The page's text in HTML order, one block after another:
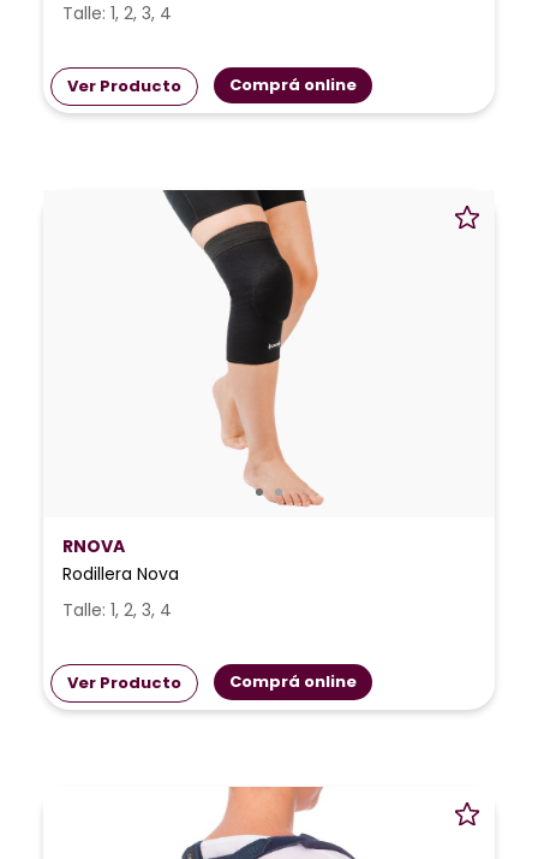
Talle: 1, 2, 3, 4
Ver Producto Comprá online
RNOVA
Rodillera Nova
Talle: 1, 2, 3, 4
Ver Producto Comprá online